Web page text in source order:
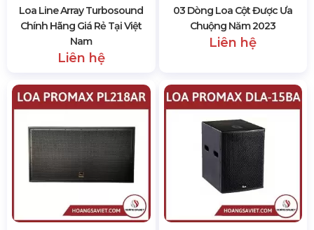
Loa Line Array Turbosound
Chính Hãng Giá Rẻ Tại Việt
Nam
Liên hệ
03 Dòng Loa Cột Được Ưa
Chuộng Năm 2023
Liên hệ